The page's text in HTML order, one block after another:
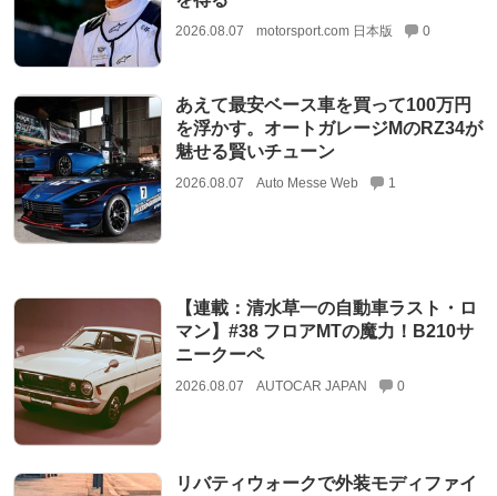
2026.08.07 motorsport.com 日本版 0
あえて最安ベース車を買って100万円
を浮かす。オートガレージMのRZ34が
魅せる賢いチューン
2026.08.07 Auto Messe Web 1
【連載：清水草一の自動車ラスト・ロ
マン】#38 フロアMTの魔力！B210サ
ニークーペ
2026.08.07 AUTOCAR JAPAN 0
リバティウォークで外装モディファイ